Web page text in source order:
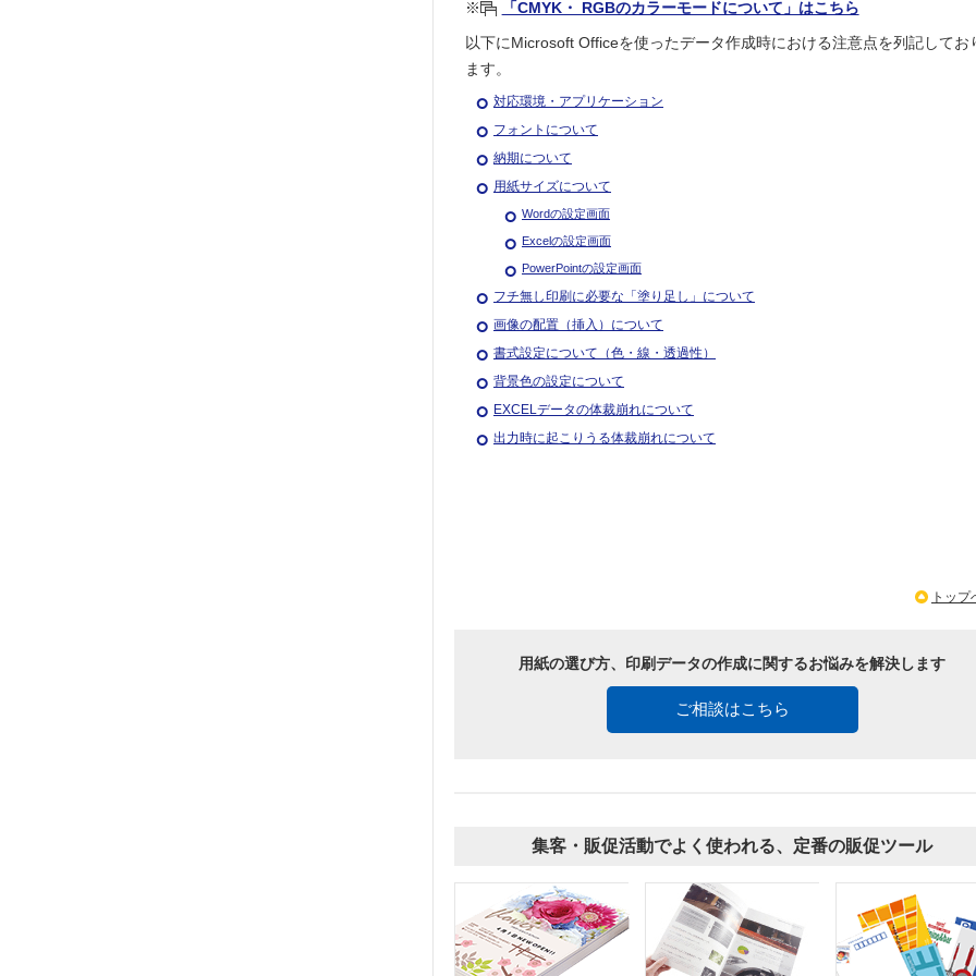
※
「CMYK・ RGBのカラーモードについて」はこちら
以下にMicrosoft Officeを使ったデータ作成時における注意点を列記してお
ます。
対応環境・アプリケーション
フォントについて
納期について
用紙サイズについて
Wordの設定画面
Excelの設定画面
PowerPointの設定画面
フチ無し印刷に必要な「塗り足し」について
画像の配置（挿入）について
書式設定について（色・線・透過性）
背景色の設定について
EXCELデータの体裁崩れについて
出力時に起こりうる体裁崩れについて
トップ
用紙の選び方、印刷データの作成に関するお悩みを解決します
ご相談はこちら
集客・販促活動でよく使われる、定番の販促ツール